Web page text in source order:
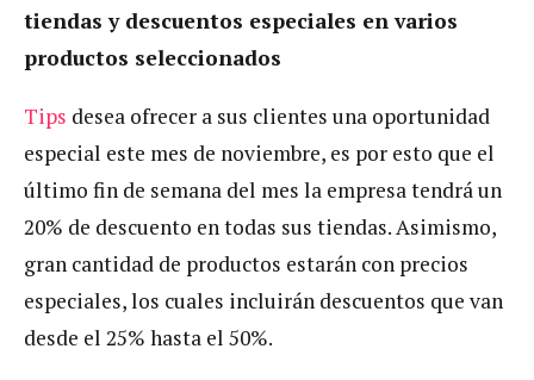
tiendas y descuentos especiales en varios
productos seleccionados
Tips desea ofrecer a sus clientes una oportunidad
especial este mes de noviembre, es por esto que el
último fin de semana del mes la empresa tendrá un
20% de descuento en todas sus tiendas. Asimismo,
gran cantidad de productos estarán con precios
especiales, los cuales incluirán descuentos que van
desde el 25% hasta el 50%.